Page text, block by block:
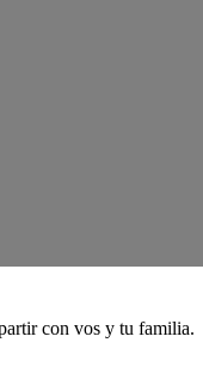
con vos y tu familia.